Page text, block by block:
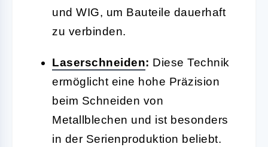
und WIG, um Bauteile dauerhaft
zu verbinden.
Laserschneiden: Diese Technik
ermöglicht eine hohe Präzision
beim Schneiden von
Metallblechen und ist besonders
in der Serienproduktion beliebt.